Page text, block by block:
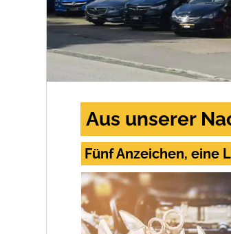
Aus unserer
Fünf Anzeichen, eine